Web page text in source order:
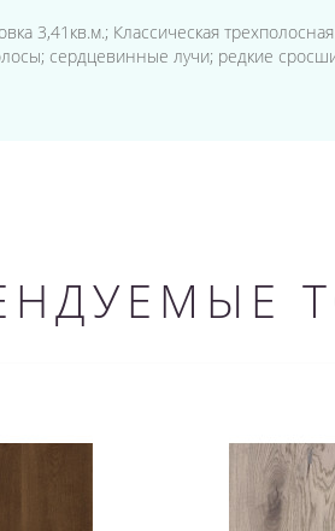
3,41кв.м.; Классическая
сердцевинные лучи; редкие